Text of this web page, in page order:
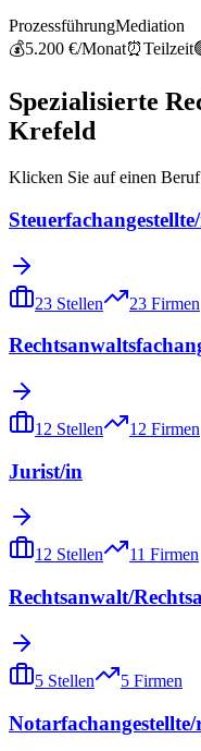
ProzessführungMediation
💰5.200 €/Monat⏰Teilzeit
Spezialisierte
Krefeld
Klicken Sie auf einen
23 Stellen 23 Firmen
12 Stellen 12 Firmen
Jurist/in
12 Stellen 11 Firmen
Rechtsanwalt/
5 Stellen 5 Firmen